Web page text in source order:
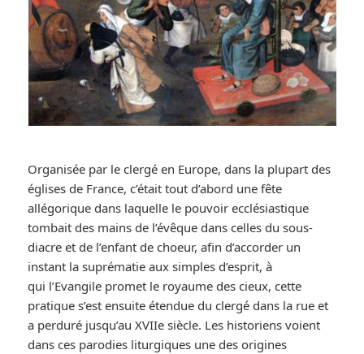
Organisée par le clergé en Europe, dans la plupart des
églises de France, c’était tout d’abord une fête
allégorique dans laquelle le pouvoir ecclésiastique
tombait des mains de l’évêque dans celles du sous-
diacre et de l’enfant de choeur, afin d’accorder un
instant la suprématie aux simples d’esprit, à
qui l’Evangile promet le royaume des cieux, cette
pratique s’est ensuite étendue du clergé dans la rue et
a perduré jusqu’au XVIIe siècle. Les historiens voient
dans ces parodies liturgiques une des origines